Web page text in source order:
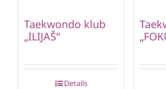
Taekwondo klub
„ILIJAŠ“
Details